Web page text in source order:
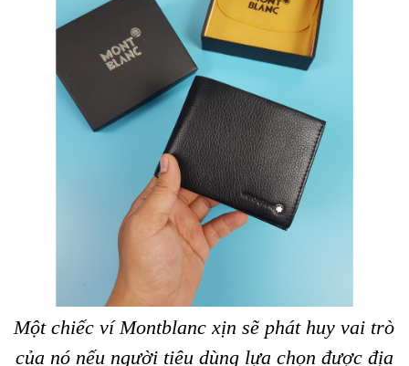
Một chiếc ví Montblanc xịn sẽ phát huy vai trò
của nó nếu người tiêu dùng lựa chọn được địa